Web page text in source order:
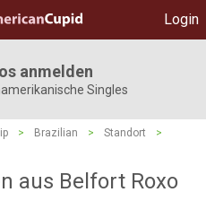
Login
anmelden
Singles
> Brazilian > Standort
>
aus Belfort Roxo